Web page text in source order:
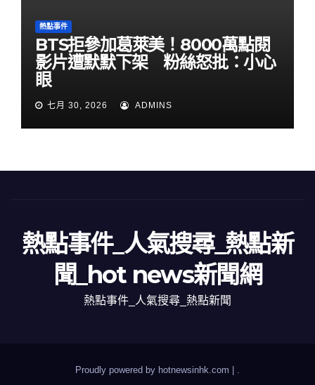
熱點事件
BTS拒參加葛萊美！8000萬點閱
影片遭默默下架 粉絲怒批：小心
眼
七月 30, 2026 ADMINS
熱點事件_人氣搜尋_熱點新
聞_hot news新聞網
熱點事件_人氣搜尋_熱點新聞
Proudly powered by hotnewsinhk.com |